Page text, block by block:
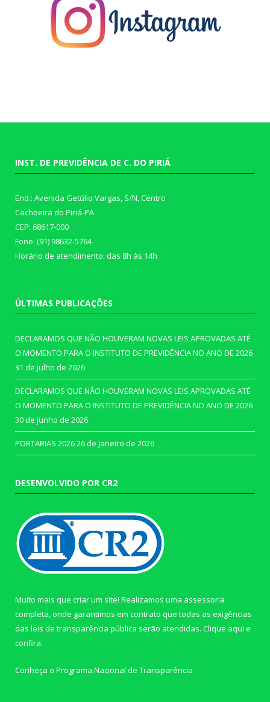
INST. DE PREVIDÊNCIA DE C. DO PIRIÁ
End.: Avenida Getúlio Vargas, S/N, Centro
Cachoeira do Piriá-PA
CEP: 68617-000
Fone: (91) 98632-5764
Horário de atendimento: das 8h às 14h
ÚLTIMAS PUBLICAÇÕES
DECLARAMOS QUE NÃO HOUVERAM NOVAS LEIS APROVADAS ATÉ
O MOMENTO PARA O INSTITUTO DE PREVIDÊNCIA NO ANO DE 2026
31 de julho de 2026
DECLARAMOS QUE NÃO HOUVERAM NOVAS LEIS APROVADAS ATÉ
O MOMENTO PARA O INSTITUTO DE PREVIDÊNCIA NO ANO DE 2026
30 de junho de 2026
PORTARIAS 202626 de janeiro de 2026
DESENVOLVIDO POR CR2
Muito mais que criar um site! Realizamos uma assessoria
completa, onde garantimos em contrato que todas as exigências
das leis de transparência pública serão atendidas. Clique aqui e
confira.
Conheça o Programa Nacional de Transparência